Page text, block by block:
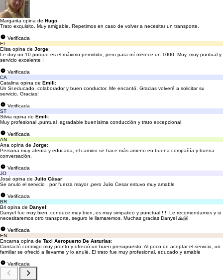
Margarita opina de Hugo:
Trato exquisito. Muy amigable. Repetimos en caso de volver a necesitar un transporte.
Verificada
EL
Elisa opina de Jorge:
Le doy un 10 porque es el máximo permitido, pero para mí merece un 1000. Muy, muy puntual y
servicio excelente !
Verificada
CA
Catalina opina de Emili:
Un Sr.educado, colaborador y buen conductor. Me encantó. Gracias volveré a solicitar su
servicio. Gracias!
Verificada
ST
Silvia opina de Emili:
Muy profesional .puntual .agradable buenísima conducción y trato excepcional
Verificada
AN
Ana opina de Jorge:
Persona muy atenta y educada, el camino se hace más ameno en buena compañía y buena
conversación.
Verificada
JO
José opina de Julio César:
Se anulo el servicio , por fuerza mayor ,pero Julio Cesar estuvo muy amable
Verificada
BR
Bri opina de Danyel:
Danyel fue muy bien, conduce muy bien, es muy simpatico y punctual !!!! Le recomendamos y si
necesitaremos otro transporte, seguro le llamaremos. Muchas gracias Danyel 🙏🤗
Verificada
EN
Encarna opina de Taxi Aeropuerto De Asturias:
Contactó conmigo muy pronto y ofreció un buen presupuesto. Al poco de aceptar el servicio, un
familiar se ofreció a llevarme y lo anulé. El trato fue muy profesional, educado y amable
Verificada